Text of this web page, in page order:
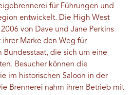
für Führungen und
entwickelt. Die High West
von Dave und Jane Perkins
Marke den Weg für
Bundesstaat, die sich um eine
Besucher können die
im historischen Saloon in der
Brennerei nahm ihren Betrieb mit